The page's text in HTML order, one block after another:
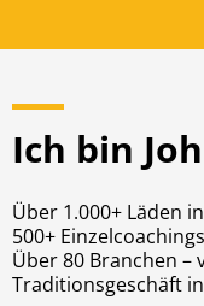
Ich bin
Über 1.000+ Läden
500+
Über 80 Branchen –
Traditionsgeschäft